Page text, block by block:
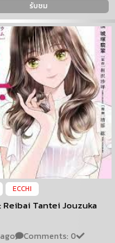
รับชม
ECCHI
Reibai Tantei Jouzuka
Comments: 0